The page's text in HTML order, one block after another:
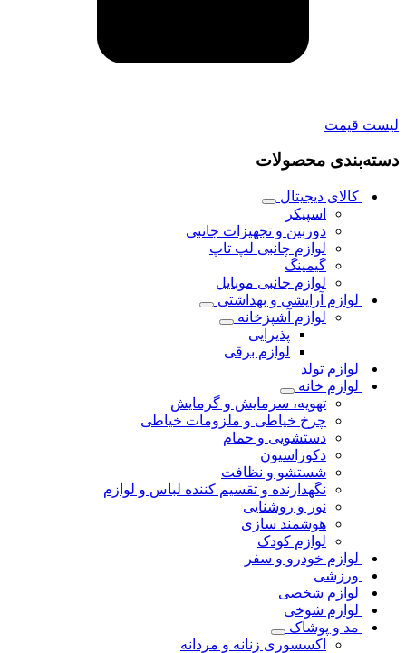
لیست قیمت
دسته‌بندی محصولات
کالای دیجیتال
اسپیکر
دوربین و تجهیزات جانبی
لوازم چانبی لپ تاپ
گیمینگ
لوازم جانبی موبایل
لوازم آرایشی و بهداشتی
لوازم آشپزخانه
پذیرایی
لوازم برقی
لوازم تولد
لوازم خانه
تهویه، سرمایش و گرمایش
چرخ خیاطی و ملزومات خیاطی
دستشویی و حمام
دکوراسیون
شستشو و نظافت
نگهدارنده و تقسیم کننده لباس و لوازم
نور و روشنایی
هوشمند سازی
لوازم کودک
لوازم خودرو و سفر
ورزشی
لوازم شخصی
لوازم شوخی
مد و پوشاک
اکسسوری زنانه و مردانه